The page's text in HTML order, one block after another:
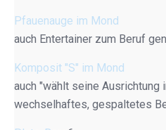
Pfauenauge im Mond
auch Entertainer zum Beruf
Komposit "S" im Mond
auch "wählt seine
wechselhaftes, gespaltetes